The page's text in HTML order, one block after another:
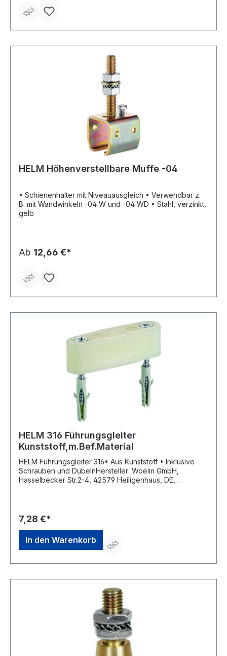
HELM Höhenverstellbare Muffe -04
• Schienenhalter mit Niveauausgleich • Verwendbar z.
B. mit Wandwinkeln -04 W und -04 WD • Stahl, verzinkt,
gelb
Ab 12,66 €*
HELM 316 Führungsgleiter
Kunststoff,m.Bef.Material
HELM Führungsgleiter 316• Aus Kunststoff • Inklusive
Schrauben und DübelnHersteller: Woelm GmbH,
Hasselbecker Str.2-4, 42579 Heiligenhaus, DE,
7,28 €*
In den Warenkorb